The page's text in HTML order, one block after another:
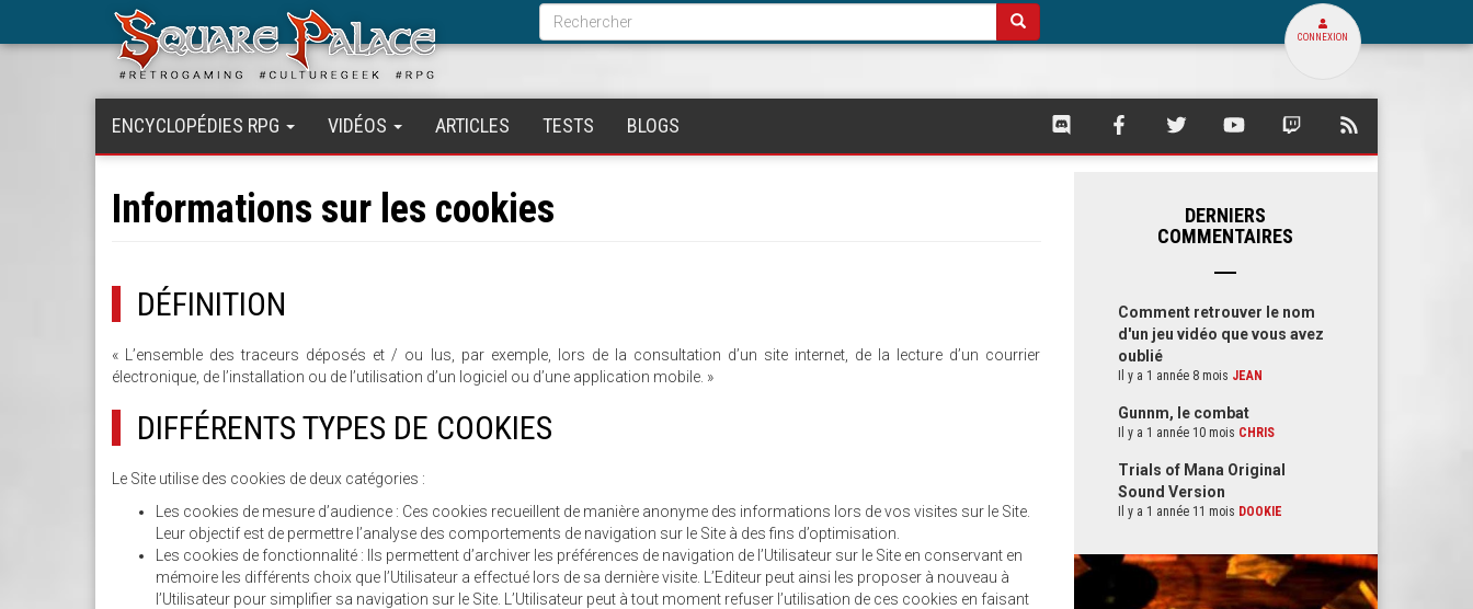
Formulaire
de
recherche
Rechercher
CONNEXION
ENCYCLOPÉDIES RPG VIDÉOS ARTICLES TESTS BLOGS
SQUARE
SQUARE SQUARE SQUARE SQUARE
Informations sur les cookies
DÉFINITION
« L’ensemble des traceurs déposés et / ou lus, par exemple, lors de la consultation d’un site internet, de la lecture d’un courrier
électronique, de l’installation ou de l’utilisation d’un logiciel ou d’une application mobile. »
DIFFÉRENTS TYPES DE COOKIES
Le Site utilise des cookies de deux catégories :
Les cookies de mesure d’audience : Ces cookies recueillent de manière anonyme des informations lors de vos visites sur le Site.
Leur objectif est de permettre l’analyse des comportements de navigation sur le Site à des fins d’optimisation.
Les cookies de fonctionnalité : Ils permettent d’archiver les préférences de navigation de l’Utilisateur sur le Site en conservant en
mémoire les différents choix que l’Utilisateur a effectué lors de sa dernière visite. L’Editeur peut ainsi les proposer à nouveau à
l’Utilisateur pour simplifier sa navigation sur le Site. L’Utilisateur peut à tout moment refuser l’utilisation de ces cookies en faisant
DERNIERS
COMMENTAIRES
Comment retrouver le nom
d'un jeu vidéo que vous avez
oublié
Il y a 1 année 8 mois JEAN
Gunnm, le combat
Il y a 1 année 10 mois CHRIS
Trials of Mana Original
Sound Version
Il y a 1 année 11 mois DOOKIE